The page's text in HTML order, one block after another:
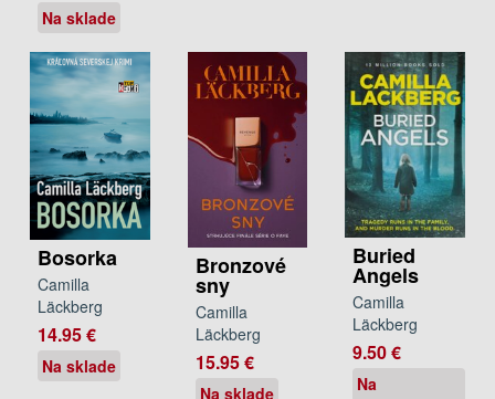
Na sklade
Bosorka
Camilla
Läckberg
14.95 €
Na sklade
Bronzové
sny
Camilla
Läckberg
15.95 €
Na sklade
Buried
Angels
Camilla
Läckberg
9.50 €
Na